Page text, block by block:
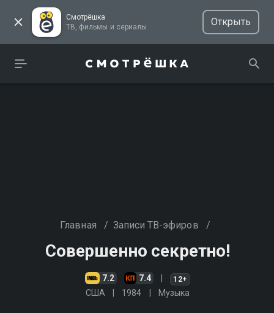
Смотрёшка
ТВ, фильмы и сериалы
Открыть
Главная / Записи ТВ-эфиров /
Совершенно секретно!
7.2 7.4 12+
США 1984 Музыка